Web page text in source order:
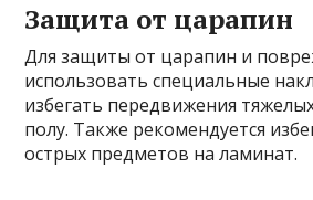
Защита от царапин
Для защиты от царапин и
использовать специальные
избегать передвижения
полу. Также рекомендуется
острых предметов на ламинат.